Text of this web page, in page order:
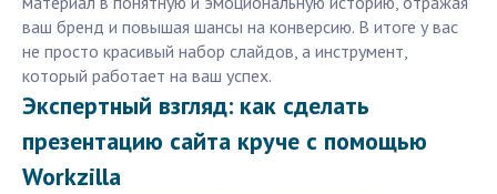
ваш бренд и повышая шансы на конверсию. В итоге у вас
не просто красивый набор слайдов, а инструмент,
который работает на ваш успех.
Экспертный взгляд: как сделать
презентацию сайта круче с помощью
Workzilla